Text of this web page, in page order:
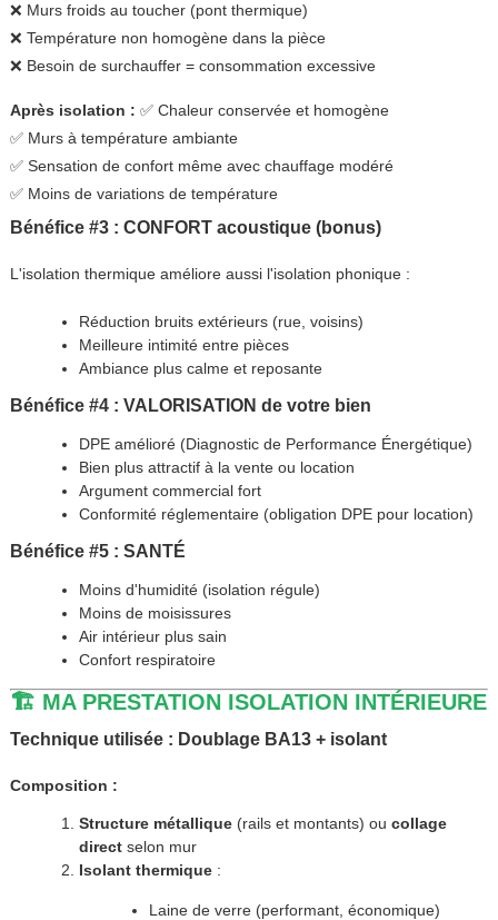
❌ Murs froids au toucher (pont thermique)
❌ Température non homogène dans la pièce
❌ Besoin de surchauffer = consommation excessive
Après isolation : ✅ Chaleur conservée et homogène
✅ Murs à température ambiante
✅ Sensation de confort même avec chauffage modéré
✅ Moins de variations de température
Bénéfice #3 : CONFORT acoustique (bonus)
L'isolation thermique améliore aussi l'isolation phonique :
Réduction bruits extérieurs (rue, voisins)
Meilleure intimité entre pièces
Ambiance plus calme et reposante
Bénéfice #4 : VALORISATION de votre bien
DPE amélioré (Diagnostic de Performance Énergétique)
Bien plus attractif à la vente ou location
Argument commercial fort
Conformité réglementaire (obligation DPE pour location)
Bénéfice #5 : SANTÉ
Moins d'humidité (isolation régule)
Moins de moisissures
Air intérieur plus sain
Confort respiratoire
🏗️ MA PRESTATION ISOLATION INTÉRIEURE
Technique utilisée : Doublage BA13 + isolant
Composition :
Structure métallique (rails et montants) oucollage
direct selon mur
Isolant thermique :
Laine de verre (performant, économique)